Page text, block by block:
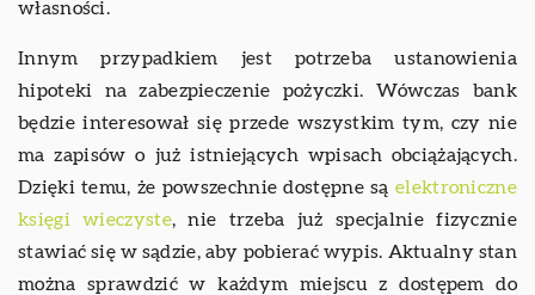
własności.
Innym przypadkiem jest potrzeba ustanowienia
hipoteki na zabezpieczenie pożyczki. Wówczas bank
będzie interesował się przede wszystkim tym, czy nie
ma zapisów o już istniejących wpisach obciążających.
Dzięki temu, że powszechnie dostępne sąelektroniczne
księgi wieczyste, nie trzeba już specjalnie fizycznie
stawiać się w sądzie, aby pobierać wypis. Aktualny stan
można sprawdzić w każdym miejscu z dostępem do